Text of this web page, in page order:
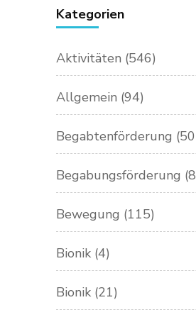
Kategorien
Aktivitäten (546)
Allgemein (94)
Begabtenförderung
Begabungsförderung
Bewegung (115)
Bionik (4)
Bionik (21)